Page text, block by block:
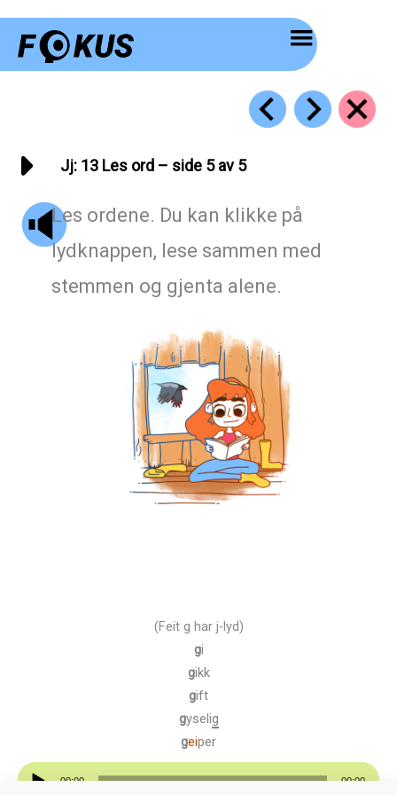
Jj: 13 Les ord – side 5 av 5
Les ordene. Du kan klikke på
lydknappen, lese sammen med
stemmen og gjenta alene.
(Feit g har j-lyd)
gi
gikk
gift
gyselig
geiper
Lydavspiller
00:00 00:00